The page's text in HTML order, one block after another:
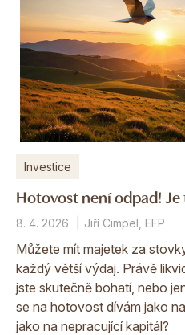
Investice
Hotovost není odpad! Je
8. 4. 2026 Jiří Cimpel, EFP
Můžete mít majetek za
každý větší výdaj. Právě
jste skutečně bohatí, nebo
se na hotovost dívám jako
jako na nepracující kapitál?